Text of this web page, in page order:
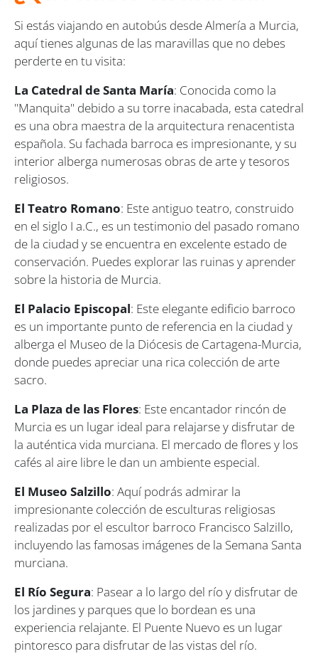
Si estás viajando en autobús desde Almería a Murcia,
aquí tienes algunas de las maravillas que no debes
perderte en tu visita:
La Catedral de Santa María: Conocida como la
"Manquita" debido a su torre inacabada, esta catedral
es una obra maestra de la arquitectura renacentista
española. Su fachada barroca es impresionante, y su
interior alberga numerosas obras de arte y tesoros
religiosos.
El Teatro Romano: Este antiguo teatro, construido
en el siglo I a.C., es un testimonio del pasado romano
de la ciudad y se encuentra en excelente estado de
conservación. Puedes explorar las ruinas y aprender
sobre la historia de Murcia.
El Palacio Episcopal: Este elegante edificio barroco
es un importante punto de referencia en la ciudad y
alberga el Museo de la Diócesis de Cartagena-Murcia,
donde puedes apreciar una rica colección de arte
sacro.
La Plaza de las Flores: Este encantador rincón de
Murcia es un lugar ideal para relajarse y disfrutar de
la auténtica vida murciana. El mercado de flores y los
cafés al aire libre le dan un ambiente especial.
El Museo Salzillo: Aquí podrás admirar la
impresionante colección de esculturas religiosas
realizadas por el escultor barroco Francisco Salzillo,
incluyendo las famosas imágenes de la Semana Santa
murciana.
El Río Segura: Pasear a lo largo del río y disfrutar de
los jardines y parques que lo bordean es una
experiencia relajante. El Puente Nuevo es un lugar
pintoresco para disfrutar de las vistas del río.